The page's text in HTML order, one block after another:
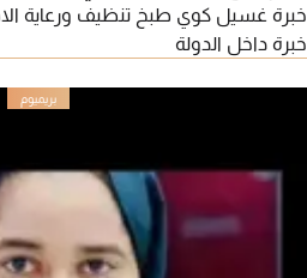
خبرة غسيل كوي طبخ تنظيف ورعاية
خبرة داخل الدولة